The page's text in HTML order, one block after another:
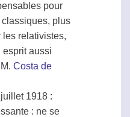
pour
plus
relativistes,
esprit aussi
Costa de
1918 :
: ne se